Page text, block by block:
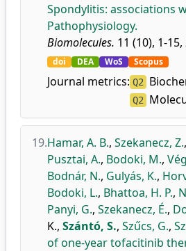
Spondylitis: associations
Pathophysiology.
Biomolecules. 11 (10), 1-15,
doi DEA WoS Scopus
Journal metrics: Q2
Q2
19.Hamar, A. B., Szekanecz, Z.,
Pusztai, A., Bodoki, M.,
Bodnár, N., Gulyás, K.,
Bodoki, L., Bhattoa, H. P.,
Panyi, G., Szekanecz, É.,
K., Szántó, S., Szűcs, G.,
of one-year tofacitinib